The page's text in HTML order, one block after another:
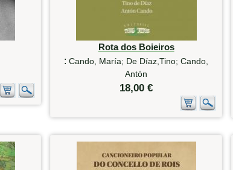
Rota dos Boieiros
:Cando, María; De Díaz,Tino; Cando,
Antón
18,00 €